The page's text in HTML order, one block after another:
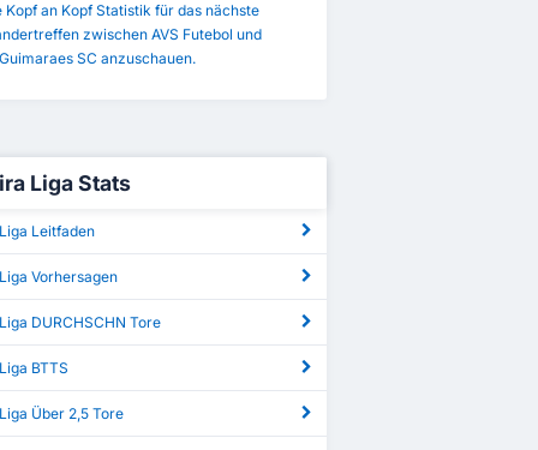
Kopf an Kopf Statistik für das nächste
zwischen AVS Futebol und
SC anzuschauen.
Liga Stats
Leitfaden
Vorhersagen
DURCHSCHN Tore
BTTS
Über 2,5 Tore